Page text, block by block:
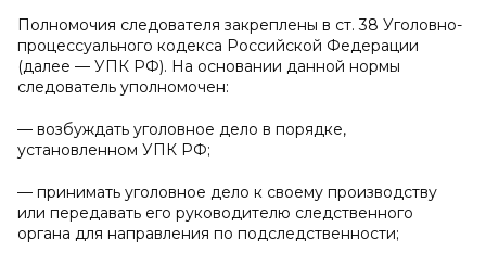
Полномочия следователя закреплены в ст. 38 Уголовно-
процессуального кодекса Российской Федерации
(далее — УПК РФ). На основании данной нормы
следователь уполномочен:
— возбуждать уголовное дело в порядке,
установленном УПК РФ;
— принимать уголовное дело к своему производству
или передавать его руководителю следственного
органа для направления по подследственности;